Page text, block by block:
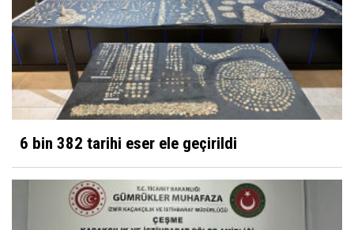
6 bin 382 tarihi eser ele geçirildi